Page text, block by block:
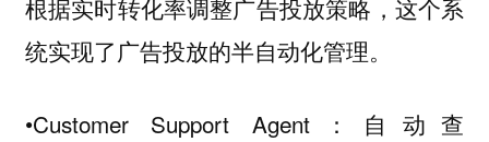
根据实时转化率调整广告投放策略，这个系
统实现了广告投放的半自动化管理。
•Customer Support Agent：自动查